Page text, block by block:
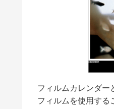
フィルムカレンダー
フィルムを使用する